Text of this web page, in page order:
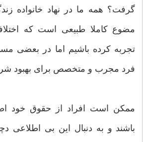
گرفت؟ همه ما در نهاد خانواده
مضوع کاملا طبیعی است که
تجربه کرده باشیم اما در بعضی
فرد مجرب و متخصص برای بهبود
ممکن است افراد از حقوق خود
باشند و به دنبال این بی اطلاعی